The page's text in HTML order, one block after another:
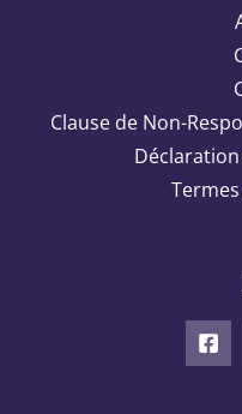
Clause de Non-